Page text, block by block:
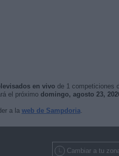
en vivo de 1 competiciones
el próximo domingo, agosto 23,
a la web de Sampdoria.
Cambiar a tu